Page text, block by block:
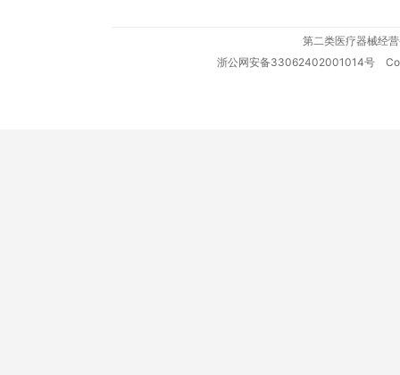
第二类医疗器械经
浙公网安备33062402001014号